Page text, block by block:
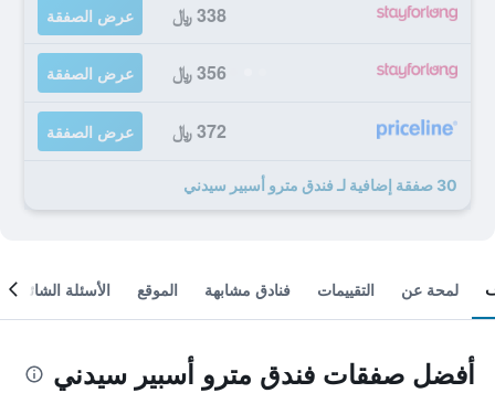
338 ﷼ عرض الصفقة
356 ﷼ عرض الصفقة
372 ﷼ عرض الصفقة
30 صفقة إضافية لـ فندق مترو أسبير سيدني
لمحة عن التقييمات فنادق مشابهة الموقع الأسئلة الشائعة
أفضل صفقات فندق مترو أسبير سيدني